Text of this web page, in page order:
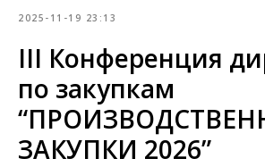
2025-11-19 23:13
III Конференция
по закупкам
ЗАКУПКИ 2026”